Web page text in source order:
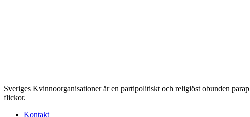
Sveriges Kvinnoorganisationer är en partipolitiskt och religiöst obunden
flickor.
Kontakt